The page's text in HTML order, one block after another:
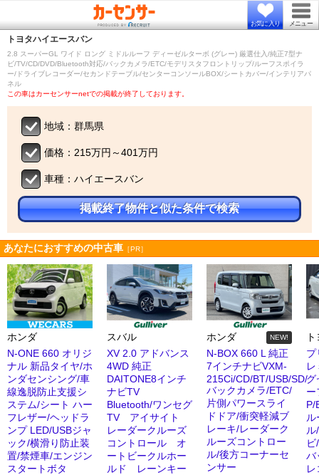
お気に入り メニュー
トヨタハイエースバン
2.8 スーパーGL ワイド ロング ミドルルーフ ディーゼルターボ (グレー) 厳選仕入/純正7型ナ
ビ/TV/CD/DVD/Bluetooth対応/バックカメラ/ETC/モデリスタフロントリップ/ルーフスポイラ
ー/ドライブレコーダー/セカンドテーブル/センターコンソールBOX/シートカバー/インテリアパ
ネル
この車はカーセンサーnetでの掲載が終了しております。
地域：群馬県
価格：215万円～401万円
車種：ハイエースバン
掲載終了物件と似た条件で検索
あなたにおすすめの中古車 ［PR］
ホンダ
N-ONE 660 オリジ
ナル 新品タイヤ/ホ
ンダセンシング/車
線逸脱防止支援シ
ステム/シート ハー
フレザー/ヘッドラ
ンプ LED/USBジャ
ック/横滑り防止装
置/禁煙車/エンジン
スタートボタ
スバル
XV 2.0 アドバンス
4WD 純正
DAITONE8インチ
ナビTV
Bluetooth/ワンセグ
TV アイサイト
レーダークルーズ
コントロール オ
ートビークルホー
ルド レーンキー
ホンダ NEW!
N-BOX 660 L 純正
7インチナビVXM-
215Ci/CD/BT/USB/SD/
バックカメラ/ETC/
片側パワースライ
ドドア/衝突軽減ブ
レーキ/レーダーク
ルーズコントロー
ル/後方コーナーセ
ンサー
プ
グ
ー
P/
バ